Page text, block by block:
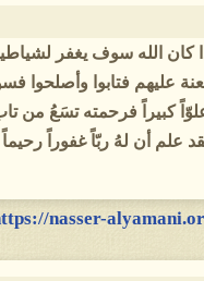
فإذا كان الله سوف يغفر
عليهم فتابوا
كبيراً فرحمته تسَعُ من
علم أن لهُ ربّاً غفوراً
nasser-